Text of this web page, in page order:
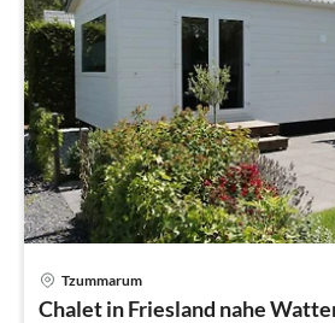
Tzummarum
Chalet in Friesland nahe